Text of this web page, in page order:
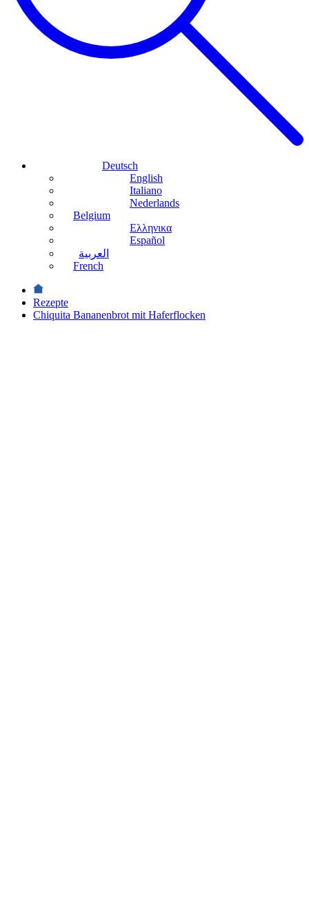
Deutsch
English
Italiano
Nederlands
Belgium
Ελληνικα
Español
العربية
French
Rezepte
Chiquita Bananenbrot mit Haferflocken